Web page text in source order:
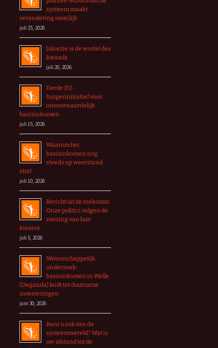
systeem maakt
verandering moeilijk
juli 25, 2026
Jaloezie is de wortel des
kwaads
juli 20, 2026
Derde EU-
burgerinitiatief voor
onvoorwaardelijk
basisinkomen
juli 15, 2026
Waarom het
basisinkomen nog
steeds op weerstand
stuit
juli 10, 2026
Bericht uit de toekomst.
Onze politici volgen de
mening van hun
kiezers.
juli 5, 2026
Wetenschappelijk
onderzoek:
basisinkomen in Welle
(Oeganda) leidt tot duurzame
investeringen
juni 30, 2026
Bent u ook van de
systeemwereld? Wat is
uw afstand tot de